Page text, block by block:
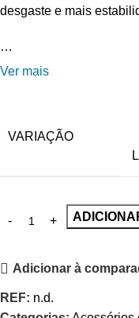
desgaste e mais
…
Ver mais
VARIAÇÃO
Adicionar à
REF: n.d.